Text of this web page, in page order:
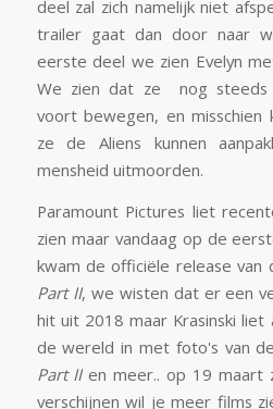
deel zal zich namelijk niet
trailer gaat dan door naar
eerste deel we zien Evelyn
We zien dat ze nog steeds
voort bewegen, en misschien
ze de Aliens kunnen
mensheid uitmoorden.
Paramount Pictures liet
zien maar vandaag op de
kwam de officiële release van
Part II, we wisten dat er een
hit uit 2018 maar Krasinski
de wereld in met foto's van
Part IIen meer.. op 19 maart
verschijnen wil je meer films